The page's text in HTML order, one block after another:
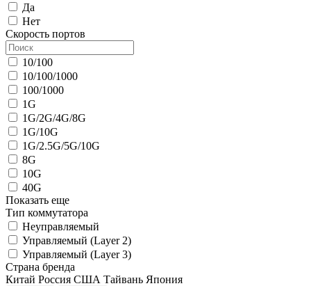
Да
Нет
Скорость портов
10/100
10/100/1000
100/1000
1G
1G/2G/4G/8G
1G/10G
1G/2.5G/5G/10G
8G
10G
40G
Показать еще
Тип коммутатора
Неуправляемый
Управляемый (Layer 2)
Управляемый (Layer 3)
Страна бренда
Китай Россия США Тайвань Япония